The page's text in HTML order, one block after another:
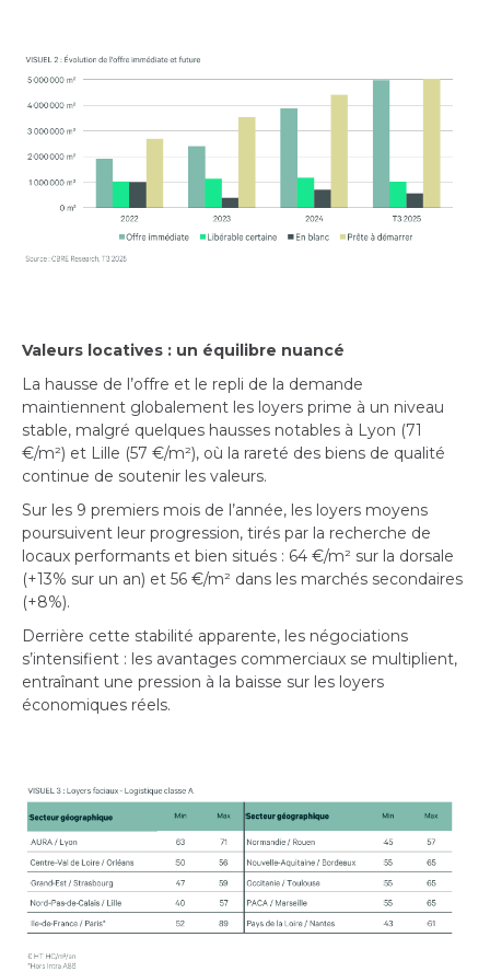
Valeurs locatives : un équilibre nuancé
La hausse de l’offre et le repli de la demande
maintiennent globalement les loyers prime à un niveau
stable, malgré quelques hausses notables à Lyon (71
€/m²) et Lille (57 €/m²), où la rareté des biens de qualité
continue de soutenir les valeurs.
Sur les 9 premiers mois de l’année, les loyers moyens
poursuivent leur progression, tirés par la recherche de
locaux performants et bien situés : 64 €/m² sur la dorsale
(+13% sur un an) et 56 €/m² dans les marchés secondaires
(+8%).
Derrière cette stabilité apparente, les négociations
s’intensifient : les avantages commerciaux se multiplient,
entraînant une pression à la baisse sur les loyers
économiques réels.